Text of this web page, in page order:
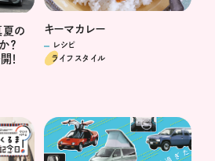
夏の
？
！
キーマカレー
レシピ
ライフスタイル